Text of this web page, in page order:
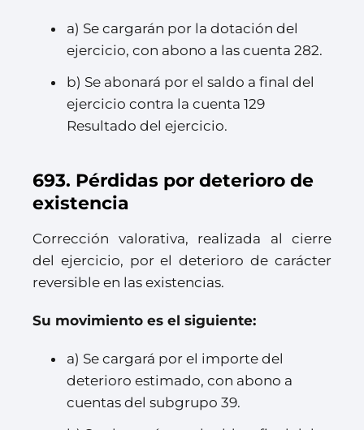
a) Se cargarán por la dotación del
ejercicio, con abono a las cuenta 282.
b) Se abonará por el saldo a final del
ejercicio contra la cuenta 129
Resultado del ejercicio.
693. Pérdidas por deterioro de
existencia
Corrección valorativa, realizada al cierre
del ejercicio, por el deterioro de carácter
reversible en las existencias.
Su movimiento es el siguiente:
a) Se cargará por el importe del
deterioro estimado, con abono a
cuentas del subgrupo 39.